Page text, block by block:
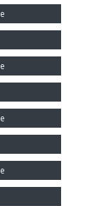
агенција